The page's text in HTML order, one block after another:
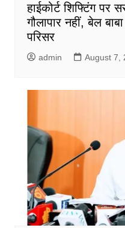
हाईकोर्ट शिफ्टिंग
गौलापार नहीं, बेल
परिसर
admin August 7,